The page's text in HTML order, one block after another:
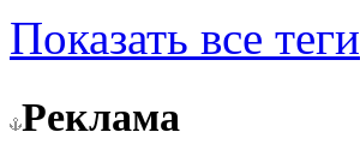
Показать все теги
Реклама